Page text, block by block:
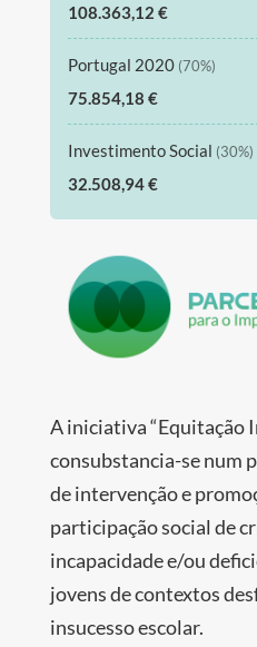
108.363,12 €
Portugal 2020 (70%)
75.854,18 €
Investimento Social (30%)
32.508,94 €
A iniciativa “Equitação
consubstancia-se num
de intervenção e
participação social de
incapacidade e/ou
jovens de contextos
insucesso escolar.